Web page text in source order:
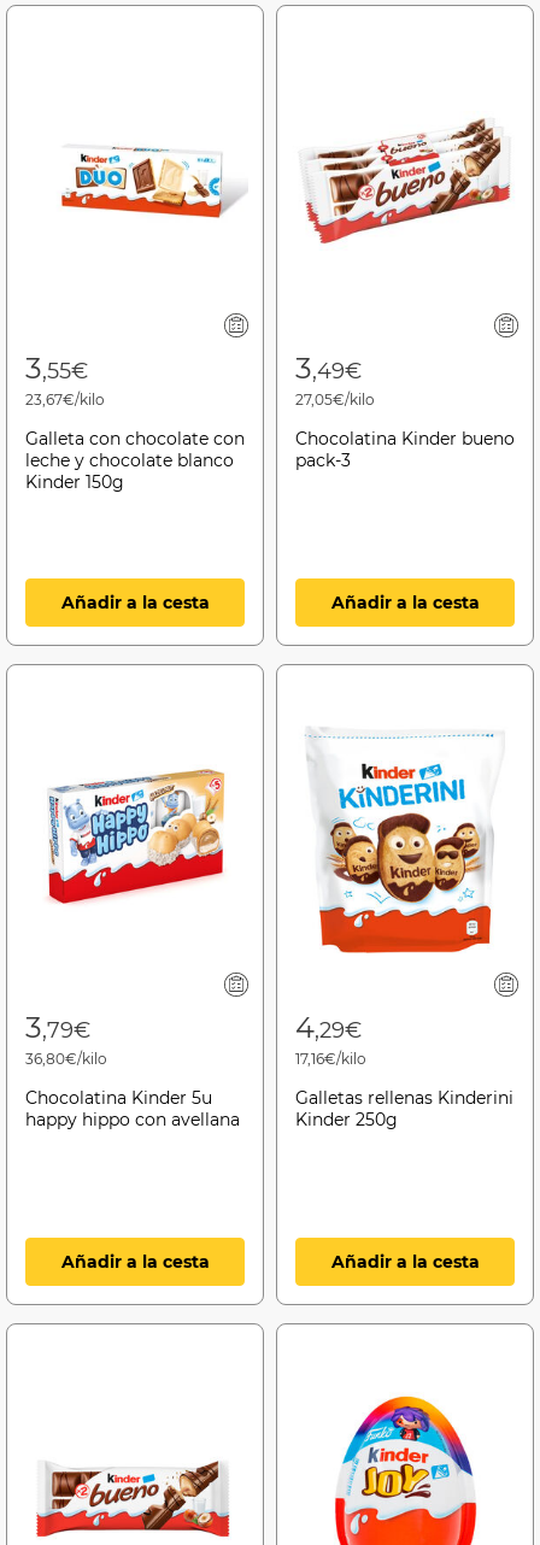
3,55€
23,67€/kilo
Galleta con chocolate con
leche y chocolate blanco
Kinder 150g
Añadir a la cesta
3,49€
27,05€/kilo
Chocolatina Kinder bueno
pack-3
Añadir a la cesta
3,79€
36,80€/kilo
Chocolatina Kinder 5u
happy hippo con avellana
Añadir a la cesta
4,29€
17,16€/kilo
Galletas rellenas Kinderini
Kinder 250g
Añadir a la cesta